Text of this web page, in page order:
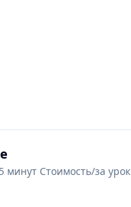
минут Стоимость/за урок